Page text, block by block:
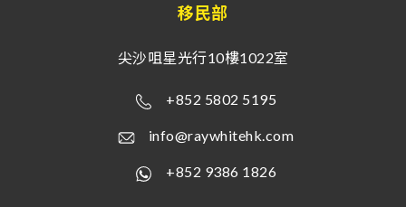
移民部
尖沙咀星光行10樓1022室
+852 5802 5195
info@raywhitehk.com
+852 9386 1826